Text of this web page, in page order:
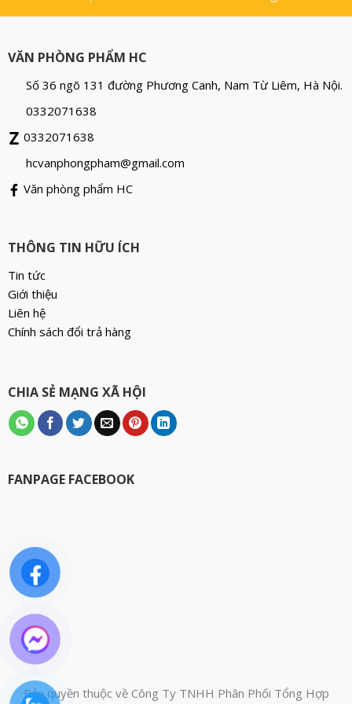
VĂN PHÒNG PHẨM HC
Số 36 ngõ 131 đường Phương Canh, Nam Từ Liêm, Hà Nội.
0332071638
0332071638
hcvanphongpham@gmail.com
Văn phòng phẩm HC
THÔNG TIN HỮU ÍCH
Tin tức
Giới thiệu
Liên hệ
Chính sách đổi trả hàng
CHIA SẺ MẠNG XÃ HỘI
FANPAGE FACEBOOK
Bản quyền thuộc về Công Ty TNHH Phân Phối Tổng Hợp